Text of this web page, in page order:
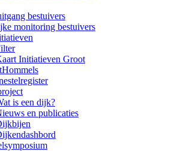
bestuivers
monitoring bestuivers
Initiatieven Groot
is een dijk?
en publicaties